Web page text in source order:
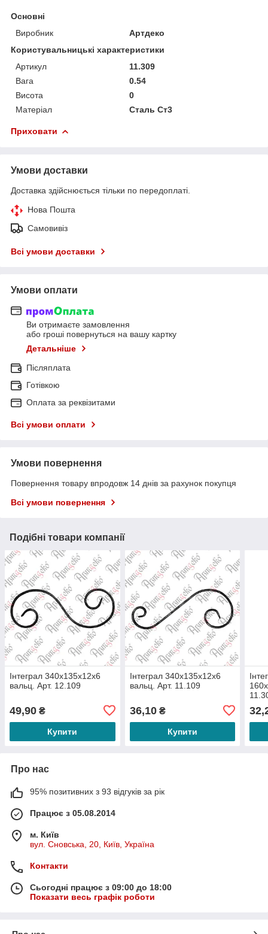
Основні
Виробник
Артдеко
Користувальницькі характеристики
Артикул
11.309
Вага
0.54
Висота
0
Матеріал
Сталь Ст3
Приховати
Умови доставки
Доставка здійснюється тільки по передоплаті.
Нова Пошта
Самовивіз
Всі умови доставки
Умови оплати
Ви отримаєте замовлення
або гроші повернуться на вашу картку
Детальніше
Післяплата
Готівкою
Оплата за реквізитами
Всі умови оплати
Умови повернення
Повернення товару впродовж 14 днів за рахунок покупця
Всі умови повернення
Подібні товари компанії
Інтеграл 340х135х12х6
вальц. Арт. 12.109
49,90 ₴
Купити
Інтеграл 340х135х12х6
вальц. Арт. 11.109
36,10₴
Купити
Про нас
95% позитивних з 93 відгуків за рік
Працює з 05.08.2014
м. Київ
вул. Сновська, 20, Київ, Україна
Контакти
Сьогодні працює з 09:00 до 18:00
Показати весь графік роботи